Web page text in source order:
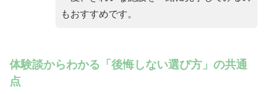
もおすすめです。
体験談からわかる「後悔しない選び方」の共通
点